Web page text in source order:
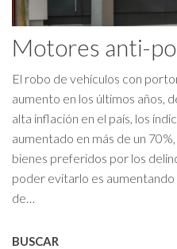
Motores anti-
El robo de vehículos con
aumento en los últimos años,
alta inflación en el país, los
aumentado en más de un
bienes preferidos por los
poder evitarlo es
de…
BUSCAR